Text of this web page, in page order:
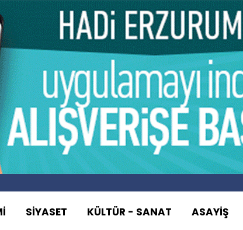
SİYASET KÜLTÜR - SANAT ASAYİŞ